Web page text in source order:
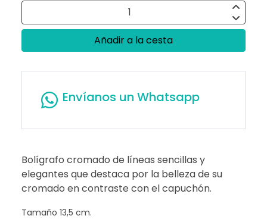
Añadir a la cesta
Envíanos un Whatsapp
Bolígrafo cromado de líneas sencillas y
elegantes que destaca por la belleza de su
cromado en contraste con el capuchón.
Tamaño 13,5 cm.